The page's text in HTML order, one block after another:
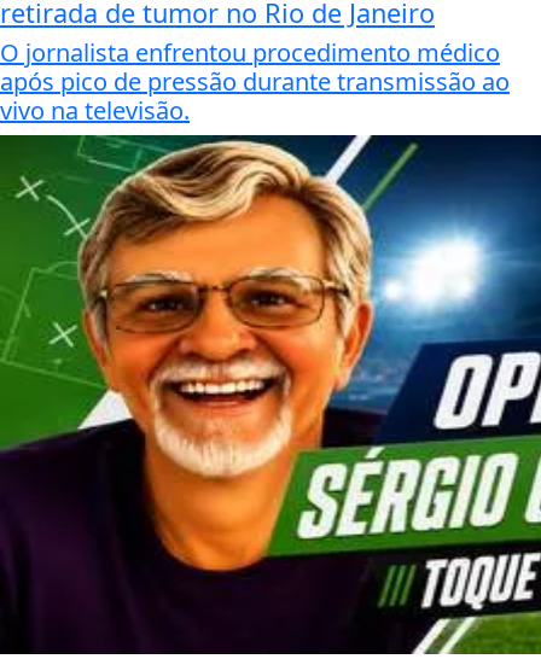
retirada de tumor no Rio de Janeiro
O jornalista enfrentou procedimento médico
após pico de pressão durante transmissão ao
vivo na televisão.